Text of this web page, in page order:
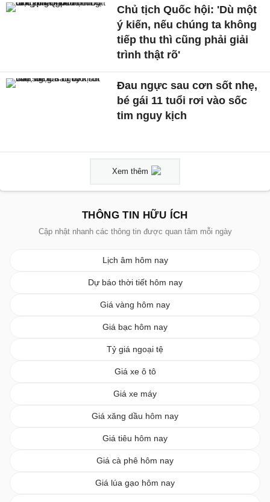
Chủ tịch Quốc hội: 'Dù một
ý kiến, nếu chúng ta không
tiếp thu thì cũng phải giải
trình thật rõ'
Đau ngực sau cơn sốt nhẹ,
bé gái 11 tuổi rơi vào sốc
tim nguy kịch
Xem thêm
THÔNG TIN HỮU ÍCH
Cập nhật nhanh các thông tin được quan tâm mỗi ngày
Lịch âm hôm nay
Dự báo thời tiết hôm nay
Giá vàng hôm nay
Giá bạc hôm nay
Tỷ giá ngoại tệ
Giá xe ô tô
Giá xe máy
Giá xăng dầu hôm nay
Giá tiêu hôm nay
Giá cà phê hôm nay
Giá lúa gạo hôm nay